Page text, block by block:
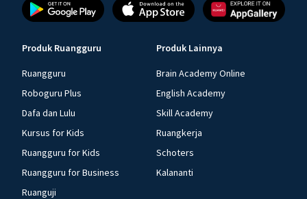
Produk Ruangguru
Ruangguru
Roboguru Plus
Dafa dan Lulu
Kursus for Kids
Ruangguru for Kids
Ruangguru for Business
Ruanguji
Produk Lainnya
Brain Academy Online
English Academy
Skill Academy
Ruangkerja
Schoters
Kalananti